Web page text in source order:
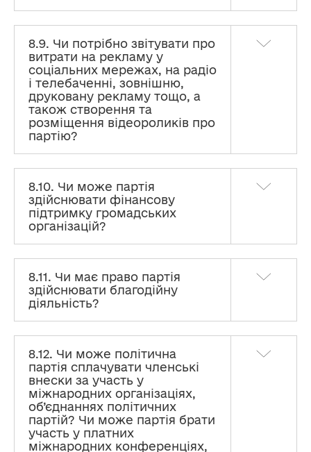
8.9. Чи потрібно звітувати про
витрати на рекламу у
соціальних мережах, на радіо
і телебаченні, зовнішню,
друковану рекламу тощо, а
також створення та
розміщення відеороликів про
партію?
8.10. Чи може партія
здійснювати фінансову
підтримку громадських
організацій?
8.11. Чи має право партія
здійснювати благодійну
діяльність?
8.12. Чи може політична
партія сплачувати членські
внески за участь у
міжнародних організаціях,
об’єднаннях політичних
партій? Чи може партія брати
участь у платних
міжнародних конференціях,